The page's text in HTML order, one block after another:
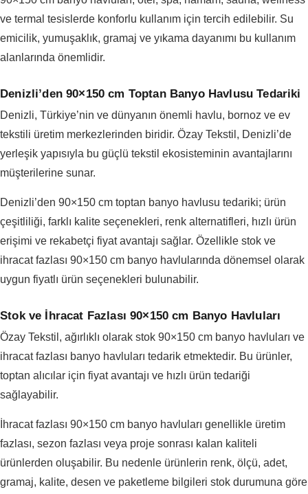
ve termal tesislerde konforlu kullanım için tercih edilebilir. Su
emicilik, yumuşaklık, gramaj ve yıkama dayanımı bu kullanım
alanlarında önemlidir.
Denizli’den 90×150 cm Toptan Banyo Havlusu Tedariki
Denizli, Türkiye’nin ve dünyanın önemli havlu, bornoz ve ev
tekstili üretim merkezlerinden biridir. Özay Tekstil, Denizli’de
yerleşik yapısıyla bu güçlü tekstil ekosisteminin avantajlarını
müşterilerine sunar.
Denizli’den 90×150 cm toptan banyo havlusu tedariki; ürün
çeşitliliği, farklı kalite seçenekleri, renk alternatifleri, hızlı ürün
erişimi ve rekabetçi fiyat avantajı sağlar. Özellikle stok ve
ihracat fazlası 90×150 cm banyo havlularında dönemsel olarak
uygun fiyatlı ürün seçenekleri bulunabilir.
Stok ve İhracat Fazlası 90×150 cm Banyo Havluları
Özay Tekstil, ağırlıklı olarak stok 90×150 cm banyo havluları ve
ihracat fazlası banyo havluları tedarik etmektedir. Bu ürünler,
toptan alıcılar için fiyat avantajı ve hızlı ürün tedariği
sağlayabilir.
İhracat fazlası 90×150 cm banyo havluları genellikle üretim
fazlası, sezon fazlası veya proje sonrası kalan kaliteli
ürünlerden oluşabilir. Bu nedenle ürünlerin renk, ölçü, adet,
gramaj, kalite, desen ve paketleme bilgileri stok durumuna göre